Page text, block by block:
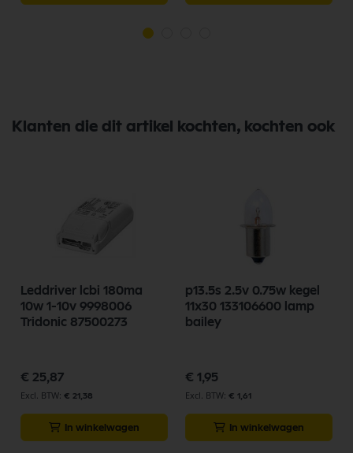
Klanten die dit artikel kochten, kochten ook
Leddriver lcbi 180ma
10w 1-10v 9998006
Tridonic 87500273
€ 25,87
€ 21,38
In winkelwagen
p13.5s 2.5v 0.75w kegel
11x30 133106600 lamp
bailey
€ 1,95
€ 1,61
In winkelwagen